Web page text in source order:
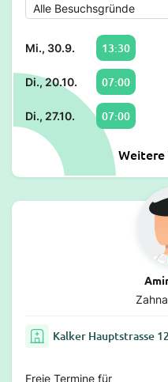
Mi., 30.9. 13:30
Di., 20.10. 07:00
Di., 27.10. 07:00
Weitere
Kalker Hauptstrasse
Freie Termine für